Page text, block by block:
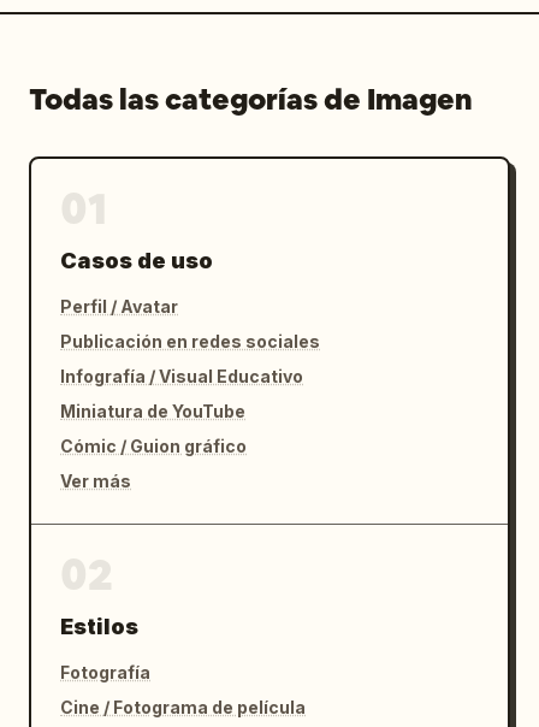
Todas las categorías de Imagen
Casos de uso
Perfil / Avatar
Publicación en redes sociales
Infografía / Visual Educativo
Miniatura de YouTube
Cómic / Guion gráfico
Ver más
Estilos
Fotografía
Cine / Fotograma de película